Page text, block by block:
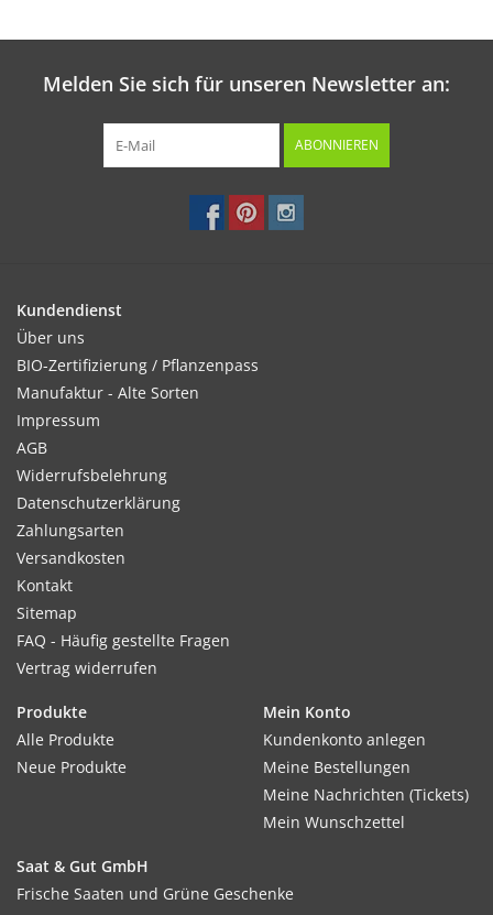
Melden Sie sich für unseren Newsletter an:
ABONNIEREN
Kundendienst
Über uns
BIO-Zertifizierung / Pflanzenpass
Manufaktur - Alte Sorten
Impressum
AGB
Widerrufsbelehrung
Datenschutzerklärung
Zahlungsarten
Versandkosten
Kontakt
Sitemap
FAQ - Häufig gestellte Fragen
Vertrag widerrufen
Produkte
Alle Produkte
Neue Produkte
Mein Konto
Kundenkonto anlegen
Meine Bestellungen
Meine Nachrichten (Tickets)
Mein Wunschzettel
Saat & Gut GmbH
Frische Saaten und Grüne Geschenke